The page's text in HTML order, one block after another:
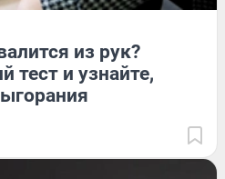
из рук?
тест и узнайте,